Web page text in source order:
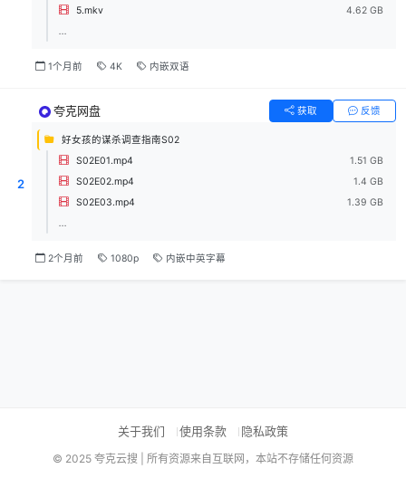
5.mkv
4.62 GB
...
1个月前 4K 内嵌双语
2
夸克网盘 获取 反馈
好女孩的谋杀调查指南S02
S02E01.mp4
1.51 GB
S02E02.mp4
1.4 GB
S02E03.mp4
1.39 GB
...
2个月前 1080p 内嵌中英字幕
关于我们 使用条款 隐私政策
© 2025 夸克云搜 | 所有资源来自互联网，本站不存储任何资源